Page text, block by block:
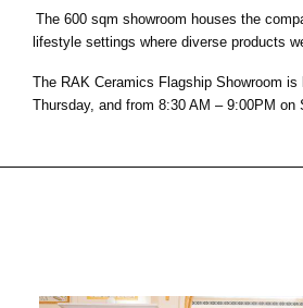
MEHR ENTDECKEN
ZURÜCK
ZURÜCK
ZURÜCK
Fliesen
ZURÜCK
The 600 sqm showroom houses the
lifestyle settings where diverse products
The RAK Ceramics Flagship Showroom
Thursday, and from 8:30 AM – 9:00PM on